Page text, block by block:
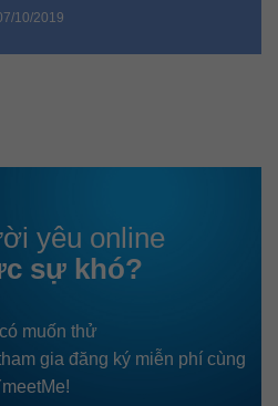
10/2019
yêu online
sự khó?
muốn thử
gia đăng ký miễn phí cùng